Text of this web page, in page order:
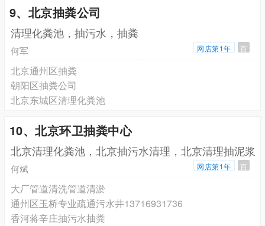
9、北京抽粪公司
清理化粪池，抽污水，抽粪
何军 网店第1年 百
北京通州区抽粪
朝阳区抽粪公司
北京东城区清理化粪池
10、北京环卫抽粪中心
北京清理化粪池，北京抽污水清理，北京清理抽泥浆
何斌 网店第1年 百
大厂管道清洗管道清淤
通州区玉桥专业疏通污水井13716931736
香河蒋辛庄抽污水抽粪